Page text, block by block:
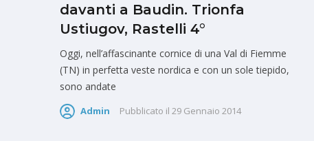
davanti a Baudin. Trionfa
Ustiugov, Rastelli 4°
Oggi, nell’affascinante cornice di una Val di Fiemme
(TN) in perfetta veste nordica e con un sole tiepido,
sono andate
Admin Pubblicato il 29 Gennaio 2014